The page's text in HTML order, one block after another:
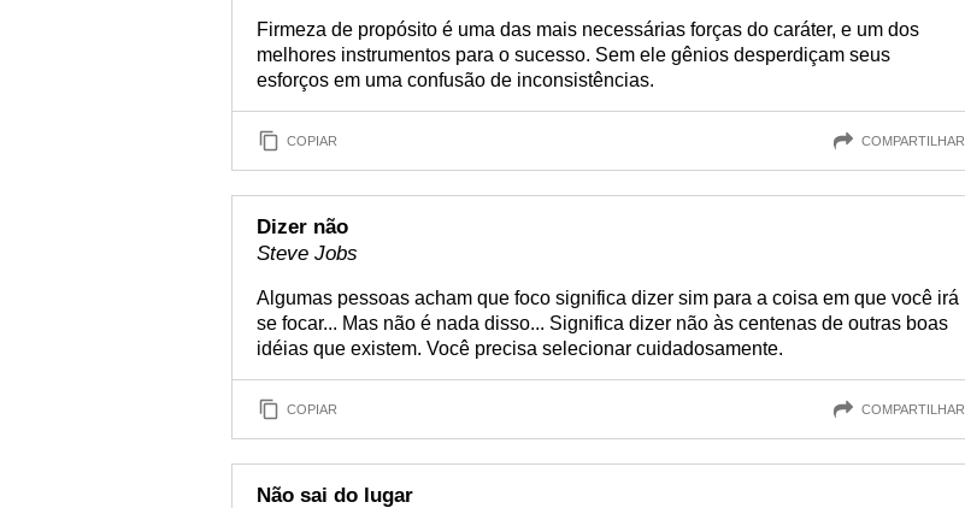
Firmeza de propósito é uma das mais necessárias forças do caráter, e um dos
melhores instrumentos para o sucesso. Sem ele gênios desperdiçam seus
esforços em uma confusão de inconsistências.
COPIAR COMPARTILHAR
Dizer não
Steve Jobs
Algumas pessoas acham que foco significa dizer sim para a coisa em que você irá
se focar... Mas não é nada disso... Significa dizer não às centenas de outras boas
idéias que existem. Você precisa selecionar cuidadosamente.
COPIAR COMPARTILHAR
Não sai do lugar